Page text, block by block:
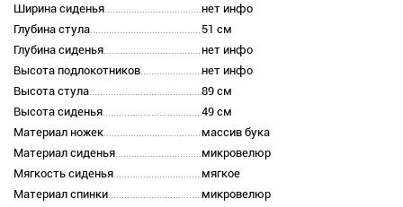
Ширина сиденья
нет инфо
Глубина стула
51 см
Глубина сиденья
нет инфо
Высота подлокотников
нет инфо
Высота стула
89 см
Высота сиденья
49 см
Материал ножек
массив бука
Материал сиденья
микровелюр
Мягкость сиденья
мягкое
Материал спинки
микровелюр